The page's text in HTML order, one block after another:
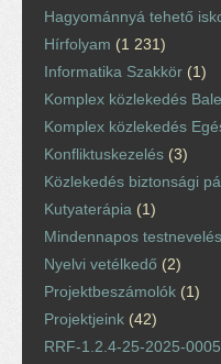
Hagyománnyá tehető
Hírfolyam (1 231)
Informatika Szakkör (1)
Komplex közlekedés
Komplex közlekedés
Konfliktuskezelés (3)
Közlekedés biztonsági
Kutyaterápia (1)
Mindennapos testnevelés
Nyelvi vetélkedő (2)
Projektbeszámolók (1)
Projektjeink (42)
RRF-1.2.4-25-2025-